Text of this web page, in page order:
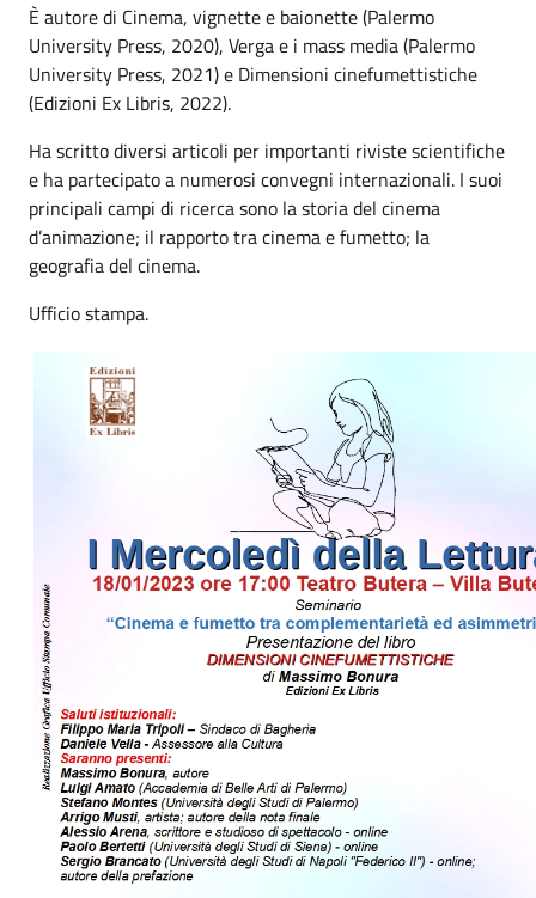
È autore di Cinema, vignette e baionette(Palermo
University Press, 2020), Verga e i mass media(Palermo
University Press, 2021) e Dimensioni cinefumettistiche
(Edizioni Ex Libris, 2022).
Ha scritto diversi articoli per importanti riviste scientifiche
e ha partecipato a numerosi convegni internazionali. I suoi
principali campi di ricerca sono la storia del cinema
d’animazione; il rapporto tra cinema e fumetto; la
geografia del cinema.
Ufficio stampa.